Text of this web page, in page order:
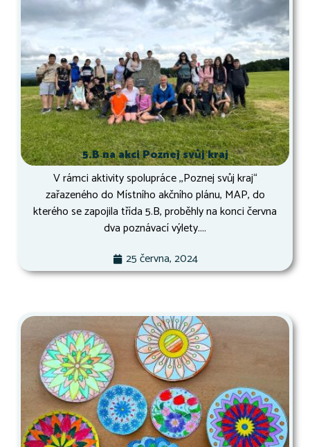
5.B na akci Poznej svůj kraj
V rámci aktivity spolupráce ,,Poznej svůj kraj“
zařazeného do Místního akčního plánu, MAP, do
kterého se zapojila třída 5.B, proběhly na konci června
dva poznávací výlety....
25 června, 2024